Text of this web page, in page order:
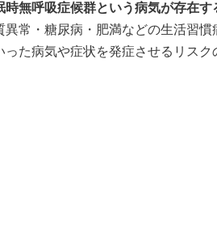
無呼吸症候群という病気が存在す
常・糖尿病・肥満などの生活習慣
た病気や症状を発症させるリスク